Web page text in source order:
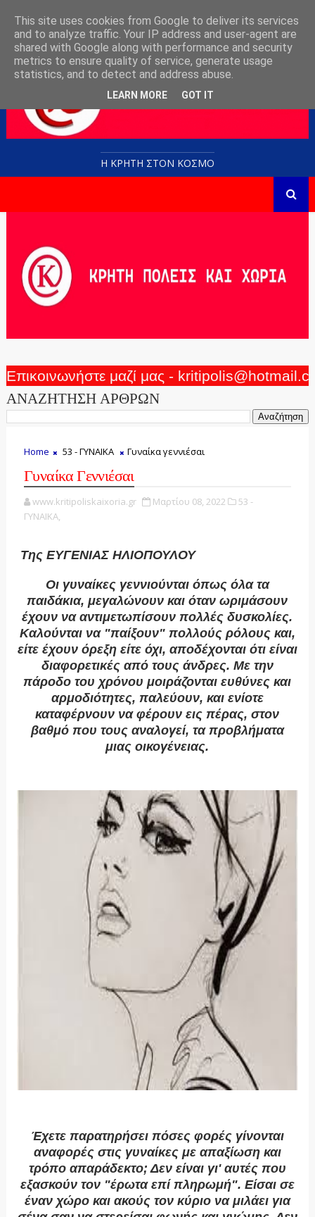
Η ΚΡΗΤΗ ΣΤΟN KOΣΜΟ
Επικοινωνήστε μαζί μας -
ΑΝΑΖΗΤΗΣΗ ΑΡΘΡΩΝ
Home 53 - ΓΥΝΑΙΚΑ Γυναίκα γεννιέσαι
Γυναίκα Γεννιέσαι
www.kritipoliskaixoria.gr Μαρτίου 08, 2022
53 -
ΓΥΝΑΙΚΑ,
Της ΕΥΓΕΝΙΑΣ ΗΛΙΟΠΟΥΛΟΥ
Oι γυναίκες γεννιούνται όπως όλα τα
παιδάκια, μεγαλώνουν και όταν ωριμάσουν
έχουν να αντιμετωπίσουν πολλές δυσκολίες.
Καλούνται να "παίξουν" πολλούς ρόλους και,
είτε έχουν όρεξη είτε όχι, αποδέχονται ότι είναι
διαφορετικές από τους άνδρες. Με την
πάροδο του χρόνου μοιράζονται ευθύνες και
αρμοδιότητες, παλεύουν, και ενίοτε
καταφέρνουν να φέρουν εις πέρας, στον
βαθμό που τους αναλογεί, τα προβλήματα
μιας οικογένειας.
Έχετε παρατηρήσει πόσες φορές γίνονται
αναφορές στις γυναίκες με απαξίωση και
τρόπο απαράδεκτο; Δεν είναι γι' αυτές που
εξασκούν τον "έρωτα επί πληρωμή". Είσαι σε
έναν χώρο και ακούς τον κύριο να μιλάει για
This site uses cookies from Google to deliver its services
and to analyze traffic. Your IP address and user-agent are
shared with Google along with performance and security
metrics to ensure quality of service, generate usage
statistics, and to detect and address abuse.
LEARN MORE GOT IT